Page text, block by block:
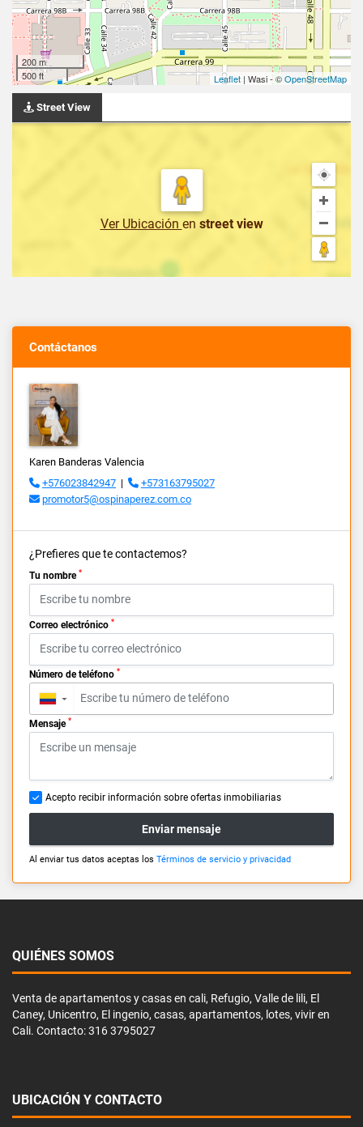
200 m
500 ft
Leaflet | Wasi - ©OpenStreetMap
Street View
Ver Ubicación en street view
Contáctanos
Karen Banderas Valencia
+576023842947 |
+573163795027
promotor5@ospinaperez.com.co
¿Prefieres que te contactemos?
Tu nombre *
Correo electrónico *
Número de teléfono *
▼
Mensaje *
Acepto recibir información sobre ofertas inmobiliarias
Enviar mensaje
Al enviar tus datos aceptas los Términos de servicio y privacidad
QUIÉNES SOMOS
Venta de apartamentos y casas en cali, Refugio, Valle de lili, El
Caney, Unicentro, El ingenio, casas, apartamentos, lotes, vivir en
Cali. Contacto: 316 3795027
UBICACIÓN Y CONTACTO